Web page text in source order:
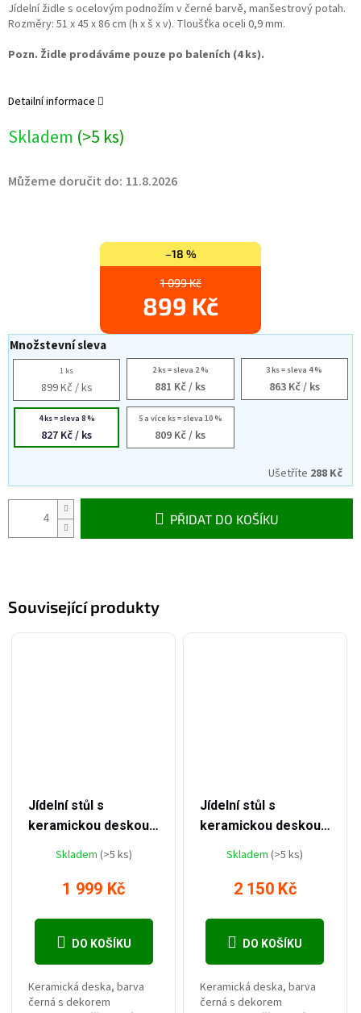
1 099 Kč
–18 %
899 Kč
Skladem (>5 ks)
Můžeme doručit do: 11.8.2026
Množstevní sleva
1 ks
899 Kč / ks
2 ks = sleva 2 %
881 Kč/ ks
3 ks = sleva 4 %
863 Kč/ ks
4 ks = sleva 8 %
827 Kč/ ks
5 a více ks = sleva 10 %
809 Kč/ ks
Ušetříte 288 Kč
PŘIDAT DO KOŠÍKU
Jídelní židle s ocelovým podnožím v černé barvě, manšestrový potah.
Rozměry: 51 x 45 x 86 cm (h x š x v). Tloušťka oceli 0,9 mm.
Pozn. Židle prodáváme pouze po baleních (4 ks).
Detailní informace
Související produkty
Jídelní stůl s
keramickou deskou
Skladem (>5 ks)
1 999 Kč
DO KOŠÍKU
Keramická deska, barva
černá s dekorem
Jídelní stůl s
keramickou deskou
Skladem(>5 ks)
2 150 Kč
DO KOŠÍKU
Keramická deska, barva
černá s dekorem